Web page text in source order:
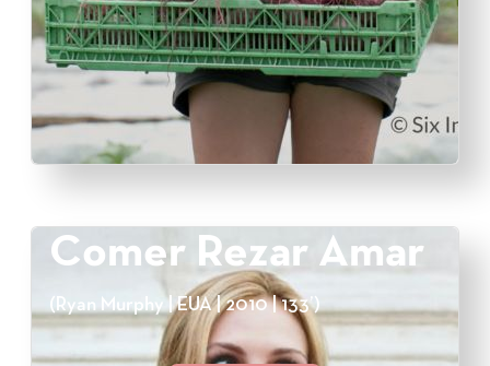
Comer Rezar Amar
(Ryan Murphy | EUA | 2010 | 133’)